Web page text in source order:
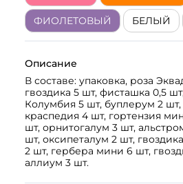
ФИОЛЕТОВЫЙ БЕЛЫЙ
Описание
В составе: упаковка, роза
гвоздика 5 шт, фисташка 0,5
Колумбия 5 шт, буплерум 2 шт,
краспедия 4 шт, гортензия
шт, орнитогалум 3 шт,
шт, оксипеталум 2 шт,
2 шт, гербера мини 6 шт,
аллиум 3 шт.